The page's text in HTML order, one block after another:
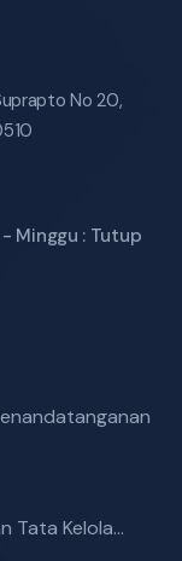
No 20,
Minggu : Tutup
Tata Kelola...